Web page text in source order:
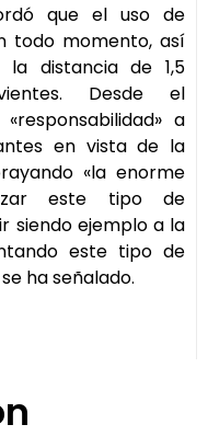
que el uso de
todo momento, así
distancia de 1,5
Desde el
a
en vista de la
«la enorme
este tipo de
siendo ejemplo a la
este tipo de
ha señalado.